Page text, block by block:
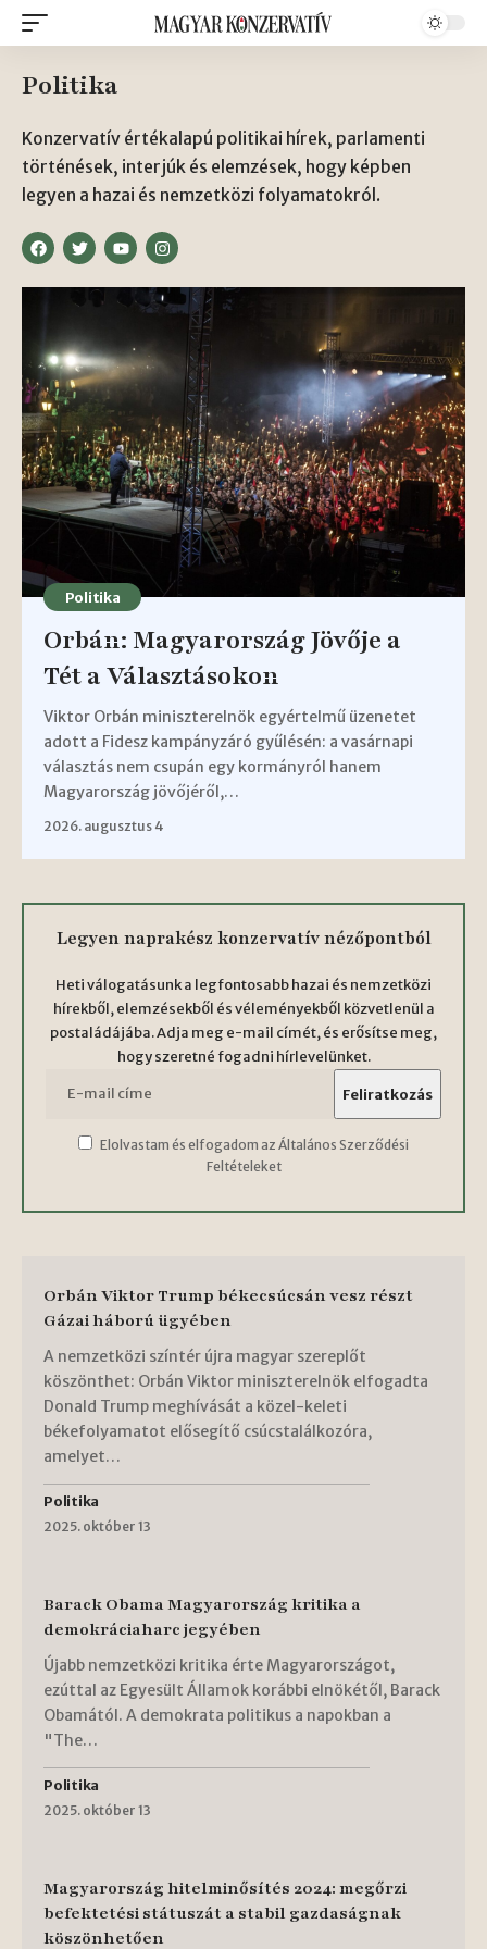
Politika
Konzervatív értékalapú politikai hírek, parlamenti
történések, interjúk és elemzések, hogy képben
legyen a hazai és nemzetközi folyamatokról.
Politika
Orbán: Magyarország Jövője a
Tét a Választásokon
Viktor Orbán miniszterelnök egyértelmű üzenetet
adott a Fidesz kampányzáró gyűlésén: a vasárnapi
választás nem csupán egy kormányról hanem
Magyarország jövőjéről,…
2026. augusztus 4
Legyen naprakész konzervatív nézőpontból
Heti válogatásunk a legfontosabb hazai és nemzetközi
hírekből, elemzésekből és véleményekből közvetlenül a
postaládájába. Adja meg e-mail címét, és erősítse meg,
hogy szeretné fogadni hírlevelünket.
Elolvastam és elfogadom az Általános Szerződési
Feltételeket
Orbán Viktor Trump békecsúcsán vesz részt
Gázai háború ügyében
A nemzetközi színtér újra magyar szereplőt
köszönthet: Orbán Viktor miniszterelnök elfogadta
Donald Trump meghívását a közel-keleti
békefolyamatot elősegítő csúcstalálkozóra,
amelyet…
Politika
2025. október 13
Barack Obama Magyarország kritika a
demokráciaharc jegyében
Újabb nemzetközi kritika érte Magyarországot,
ezúttal az Egyesült Államok korábbi elnökétől, Barack
Obamától. A demokrata politikus a napokban a
"The…
Politika
2025. október 13
Magyarország hitelminősítés 2024: megőrzi
befektetési státuszát a stabil gazdaságnak
köszönhetően